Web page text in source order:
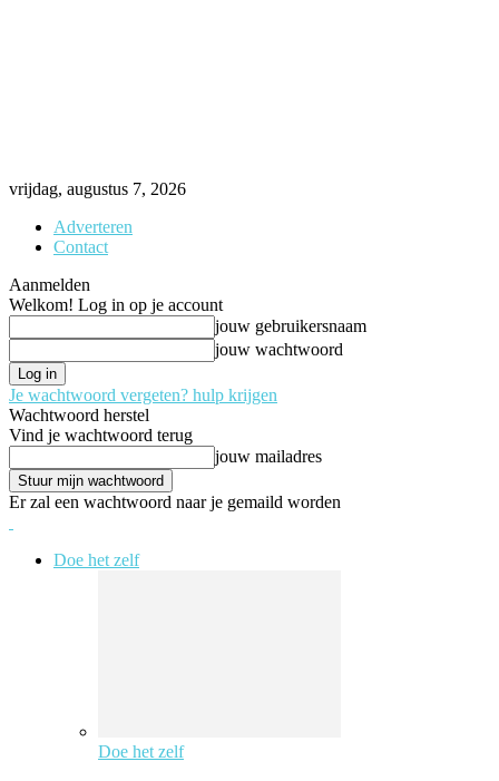
vrijdag, augustus 7, 2026
Adverteren
Contact
Aanmelden
Welkom! Log in op je account
jouw gebruikersnaam
jouw wachtwoord
Je wachtwoord vergeten? hulp krijgen
Wachtwoord herstel
Vind je wachtwoord terug
jouw mailadres
Er zal een wachtwoord naar je gemaild worden
Doe het zelf
Doe het zelf